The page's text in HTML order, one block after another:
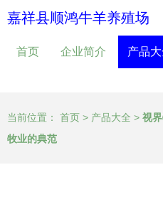
嘉祥县顺鸿牛羊养殖场
首页 企业简介 产品
当前位置： 首页 > 产品大全 > 视
牧业的典范